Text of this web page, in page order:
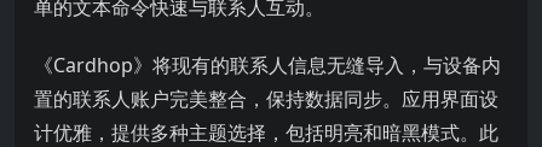
单的文本命令快速与联系人互动。
《Cardhop》将现有的联系人信息无缝导入，与设备内
置的联系人账户完美整合，保持数据同步。应用界面设
计优雅，提供多种主题选择，包括明亮和暗黑模式。此